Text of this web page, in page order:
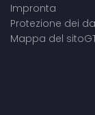
Impronta
Protezione dei
Mappa del sito